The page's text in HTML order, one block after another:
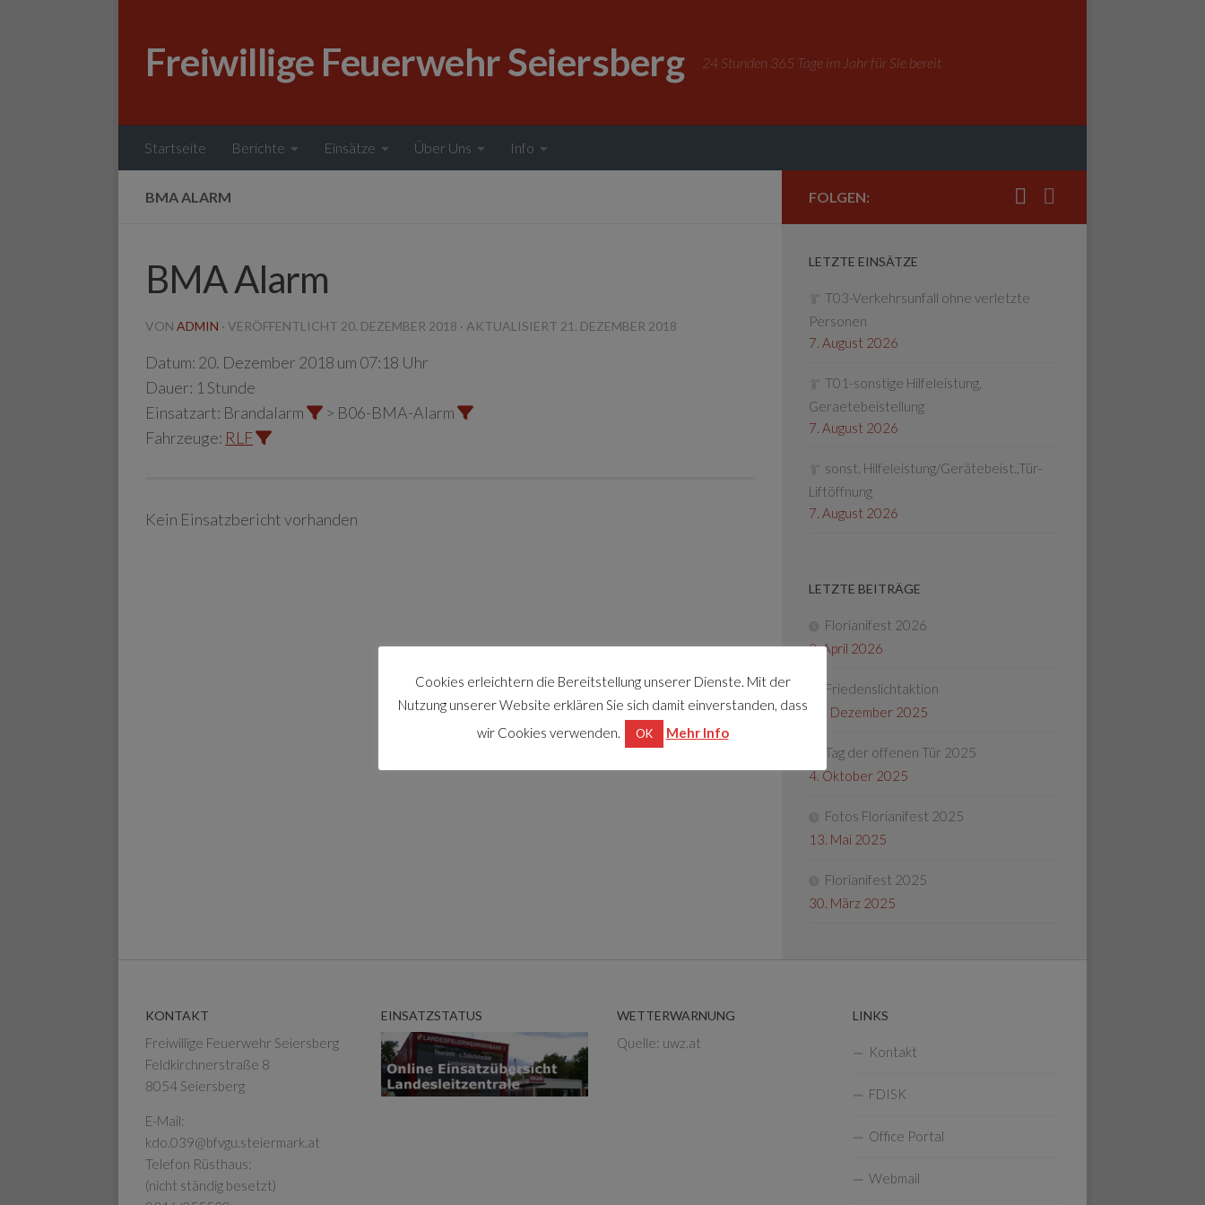
Freiwillige Feuerwehr Seiersberg 24 Stunden 365 Tage im Jahr für Sie bereit
Startseite Berichte Einsätze Über Uns Info
BMA ALARM
BMA Alarm
VON ADMIN · VERÖFFENTLICHT 20. DEZEMBER 2018 · AKTUALISIERT 21. DEZEMBER 2018
Datum: 20. Dezember 2018 um 07:18 Uhr
Dauer: 1 Stunde
Einsatzart: Brandalarm
> B06-BMA-Alarm
Fahrzeuge: RLF
Kein Einsatzbericht vorhanden
FOLGEN:
LETZTE EINSÄTZE
T03-Verkehrsunfall ohne verletzte
Personen
7. August 2026
T01-sonstige Hilfeleistung,
Geraetebeistellung
7. August 2026
sonst. Hilfeleistung/Gerätebeist.,Tür-
Liftöffnung
7. August 2026
LETZTE BEITRÄGE
Florianifest 2026
8. April 2026
Friedenslichtaktion
22. Dezember 2025
Tag der offenen Tür 2025
4. Oktober 2025
Fotos Florianifest 2025
13. Mai 2025
Florianifest 2025
30. März 2025
KONTAKT
Freiwillige Feuerwehr Seiersberg
Feldkirchnerstraße 8
8054 Seiersberg
E-Mail:
kdo.039@bfvgu.steiermark.at
Telefon Rüsthaus:
(nicht ständig besetzt)
EINSATZSTATUS WETTERWARNUNG
Quelle: uwz.at
LINKS
Kontakt
FDISK
Office Portal
Webmail
Cookies erleichtern die Bereitstellung unserer Dienste. Mit der
Nutzung unserer Website erklären Sie sich damit einverstanden, dass
wir Cookies verwenden.
OK Mehr Info